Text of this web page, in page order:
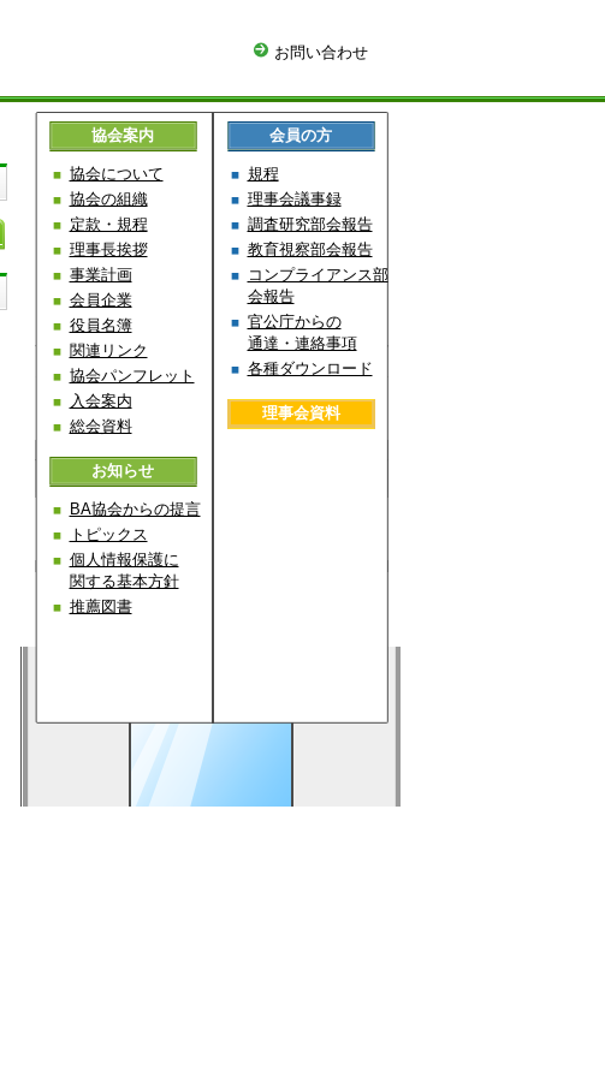
お問い合わせ
協会案内
協会について
協会の組織
定款・規程
理事長挨拶
事業計画
会員企業
役員名簿
関連リンク
協会パンフレット
入会案内
総会資料
お知らせ
BA協会からの提言
トピックス
個人情報保護に
関する基本方針
推薦図書
会員の方
規程
理事会議事録
調査研究部会報告
教育視察部会報告
コンプライアンス部
会報告
官公庁からの
通達・連絡事項
各種ダウンロード
理事会資料